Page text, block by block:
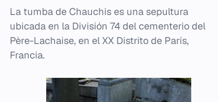
La tumba de Chauchis es una sepultura
ubicada en la División 74 del cementerio del
Père-Lachaise, en el XX Distrito de París,
Francia.